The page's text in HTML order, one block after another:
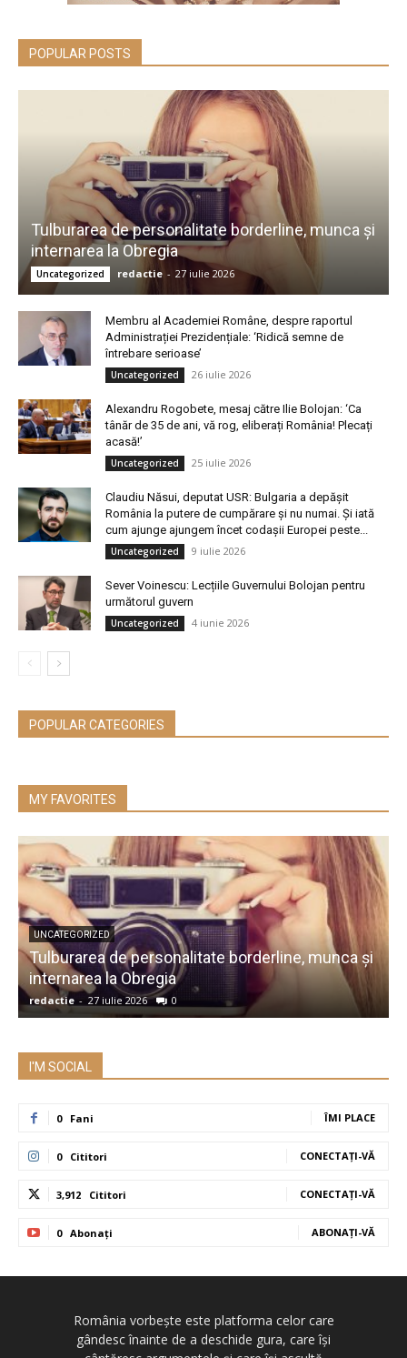
POPULAR POSTS
Tulburarea de personalitate borderline, munca și
internarea la Obregia
Uncategorized redactie - 27 iulie 2026
Membru al Academiei Române, despre raportul
Administrației Prezidențiale: ‘Ridică semne de
întrebare serioase’
Uncategorized 26 iulie 2026
Alexandru Rogobete, mesaj către Ilie Bolojan: ‘Ca
tânăr de 35 de ani, vă rog, eliberați România! Plecați
acasă!’
Uncategorized 25 iulie 2026
Claudiu Năsui, deputat USR: Bulgaria a depășit
România la putere de cumpărare și nu numai. Și iată
cum ajunge ajungem încet codașii Europei peste...
Uncategorized 9 iulie 2026
Sever Voinescu: Lecțiile Guvernului Bolojan pentru
următorul guvern
Uncategorized 4 iunie 2026
POPULAR CATEGORIES
MY FAVORITES
UNCATEGORIZED
Tulburarea de personalitate borderline, munca și
internarea la Obregia
redactie - 27 iulie 2026 0
I'M SOCIAL
0 Fani ÎMI PLACE
0 Cititori CONECTAȚI-VĂ
3,912 Cititori CONECTAȚI-VĂ
0 Abonați ABONAȚI-VĂ
România vorbește este platforma celor care
gândesc înainte de a deschide gura, care își